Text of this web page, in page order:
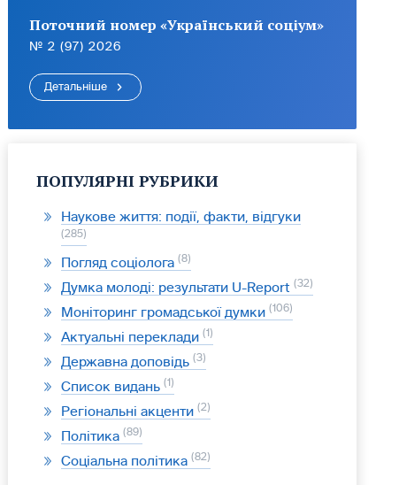
Поточний номер «Український соціум»
№ 2 (97) 2026
Детальніше
ПОПУЛЯРНІ РУБРИКИ
Наукове життя: події, факти, відгуки
285
Погляд соціолога 8
Думка молоді: результати U-Report 32
Моніторинг громадської думки 106
Актуальні переклади 1
Державна доповідь 3
Список видань 1
Регіональні акценти 2
Політика 89
Соціальна політика 82